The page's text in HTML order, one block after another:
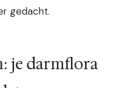
gedacht.
je darmflora